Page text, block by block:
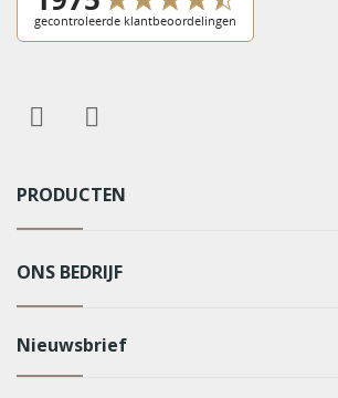
PRODUCTEN
ONS BEDRIJF
Nieuwsbrief